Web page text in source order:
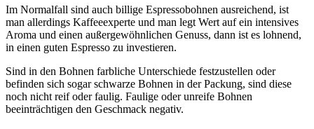
Im Normalfall sind auch billige Espressobohnen ausreichend, ist
man allerdings Kaffeeexperte und man legt Wert auf ein intensives
Aroma und einen außergewöhnlichen Genuss, dann ist es lohnend,
in einen guten Espresso zu investieren.
Sind in den Bohnen farbliche Unterschiede festzustellen oder
befinden sich sogar schwarze Bohnen in der Packung, sind diese
noch nicht reif oder faulig. Faulige oder unreife Bohnen
beeinträchtigen den Geschmack negativ.